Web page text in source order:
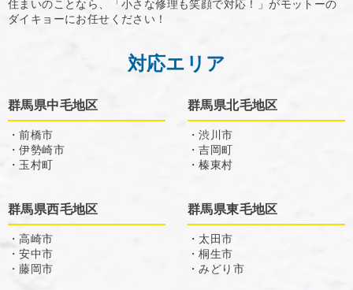
住まいのことなら、「小さな修理も笑顔で対応！」がモットーの
ダイキョーにお任せください！
対応エリア
群馬県中毛地区
・前橋市
・伊勢崎市
・玉村町
群馬県北毛地区
・渋川市
・吉岡町
・榛東村
群馬県西毛地区
・高崎市
・安中市
・藤岡市
群馬県東毛地区
・太田市
・桐生市
・みどり市